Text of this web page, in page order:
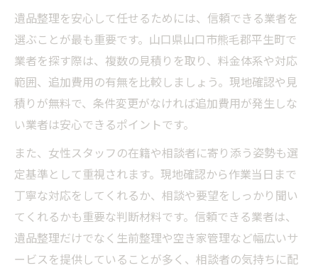
遺品整理を安心して任せるためには、信頼できる業者を
選ぶことが最も重要です。山口県山口市熊毛郡平生町で
業者を探す際は、複数の見積りを取り、料金体系や対応
範囲、追加費用の有無を比較しましょう。現地確認や見
積りが無料で、条件変更がなければ追加費用が発生しな
い業者は安心できるポイントです。
また、女性スタッフの在籍や相談者に寄り添う姿勢も選
定基準として重視されます。現地確認から作業当日まで
丁寧な対応をしてくれるか、相談や要望をしっかり聞い
てくれるかも重要な判断材料です。信頼できる業者は、
遺品整理だけでなく生前整理や空き家管理など幅広いサ
ービスを提供していることが多く、相談者の気持ちに配